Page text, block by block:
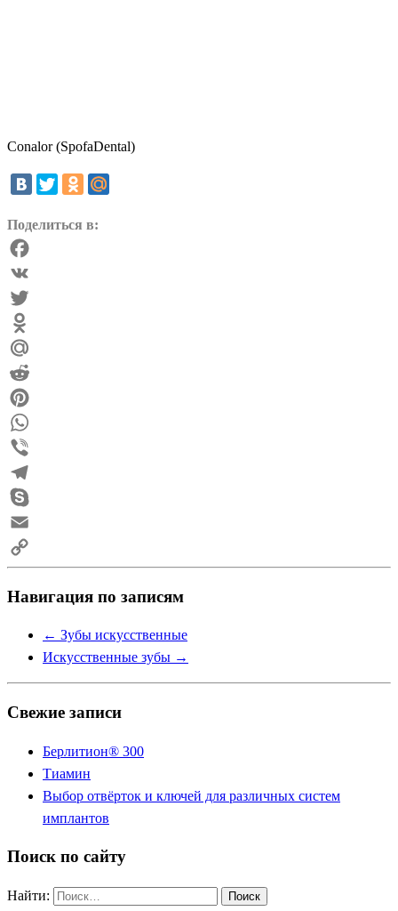
Сonalor (SpofaDental)
Поделиться в:
Facebook
VK
Twitter
Odnoklassniki
Mail.Ru
Reddit
Pinterest
WhatsApp
Viber
Telegram
Skype
Email
Copy
Link
Навигация по записям
← Зубы искусственные
Искусственные зубы →
Свежие записи
Берлитион® 300
Тиамин
Выбор отвёрток и ключей для различных систем
имплантов
Поиск по сайту
Найти: